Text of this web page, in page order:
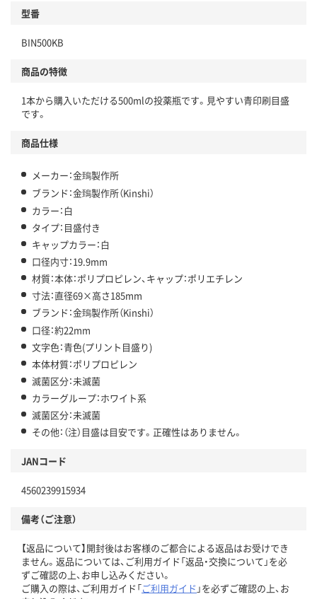
型番
BIN500KB
商品の特徴
1本から購入いただける500mlの投薬瓶です。見やすい青印刷目盛
です。
商品仕様
メーカー：金鵄製作所
ブランド：金鵄製作所（Kinshi）
カラー：白
タイプ：目盛付き
キャップカラー：白
口径内寸：19.9mm
材質：本体：ポリプロピレン、キャップ：ポリエチレン
寸法：直径69×高さ185mm
ブランド：金鵄製作所（Kinshi）
口径：約22mm
文字色：青色(プリント目盛り)
本体材質：ポリプロピレン
滅菌区分：未滅菌
カラーグループ：ホワイト系
滅菌区分：未滅菌
その他：（注）目盛は目安です。正確性はありません。
JANコード
4560239915934
備考（ご注意）
【返品について】開封後はお客様のご都合による返品はお受けでき
ません。返品については、ご利用ガイド「返品・交換について」を必
ずご確認の上、お申し込みください。
ご購入の際は、ご利用ガイド「ご利用ガイド 」を必ずご確認の上、お